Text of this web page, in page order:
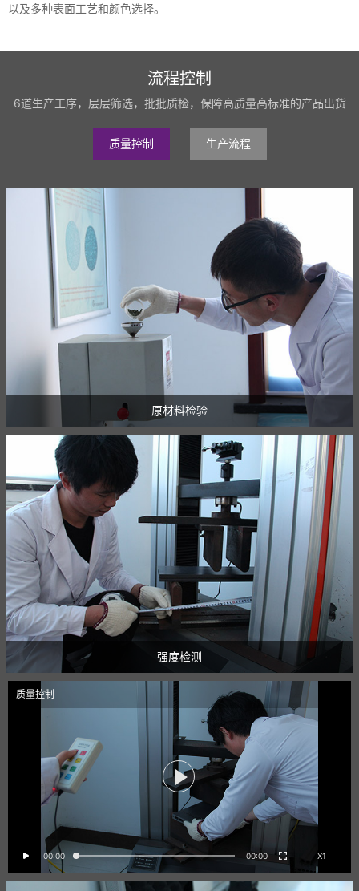
以及多种表面工艺和颜色选择。
流程控制
6道生产工序，层层筛选，批批质检，保障高质量高标准的产品出货
质量控制 生产流程
原材料检验
强度检测
00:00 00:00 X1
质量控制